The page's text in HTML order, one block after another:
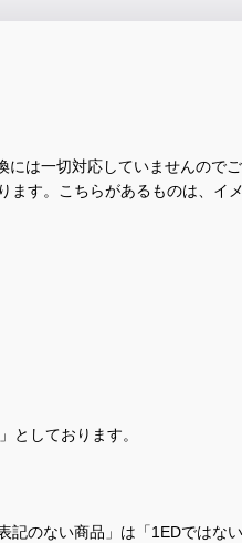
は一切対応していませんのでご
す。こちらがあるものは、イ
としております。
のない商品」は「1EDではな